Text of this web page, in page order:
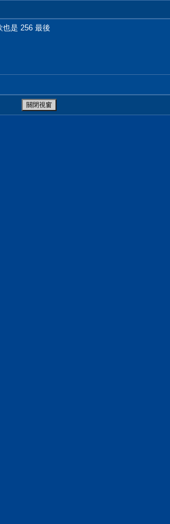
是 256 最後